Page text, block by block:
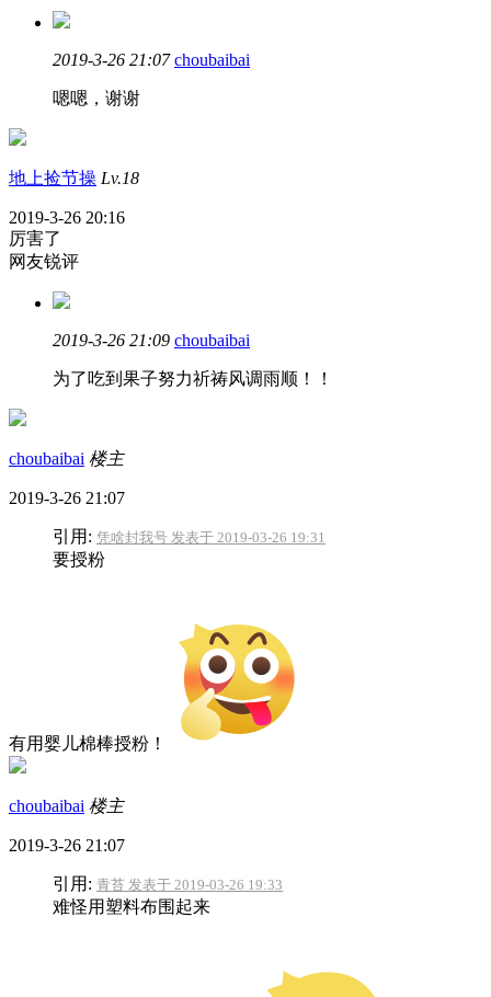
2019-3-26 21:07 choubaibai
嗯嗯，谢谢
地上捡节操 Lv.18
2019-3-26 20:16
厉害了
网友锐评
2019-3-26 21:09 choubaibai
为了吃到果子努力祈祷风调雨顺！！
choubaibai 楼主
2019-3-26 21:07
引用: 凭啥封我号 发表于 2019-03-26 19:31
要授粉
有用婴儿棉棒授粉！
choubaibai 楼主
2019-3-26 21:07
引用: 青苔 发表于 2019-03-26 19:33
难怪用塑料布围起来